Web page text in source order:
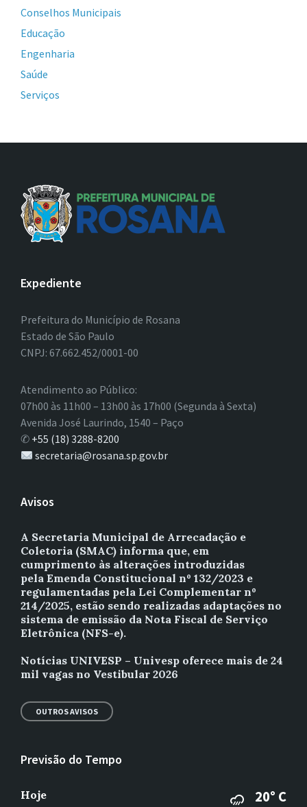
Conselhos Municipais
Educação
Engenharia
Saúde
Serviços
Expediente
Prefeitura do Município de Rosana
Estado de São Paulo
CNPJ: 67.662.452/0001-00
Atendimento ao Público:
07h00 às 11h00 – 13h00 às 17h00 (Segunda à Sexta)
Avenida José Laurindo, 1540 – Paço
✆ +55 (18) 3288-8200
secretaria@rosana.sp.gov.br
Avisos
A Secretaria Municipal de Arrecadação e
Coletoria (SMAC) informa que, em
cumprimento às alterações introduzidas
pela Emenda Constitucional nº 132/2023 e
regulamentadas pela Lei Complementar nº
214/2025, estão sendo realizadas adaptações no
sistema de emissão da Nota Fiscal de Serviço
Eletrônica (NFS-e).
Notícias UNIVESP – Univesp oferece mais de 24
mil vagas no Vestibular 2026
OUTROS AVISOS
Previsão do Tempo
Hoje 20° C